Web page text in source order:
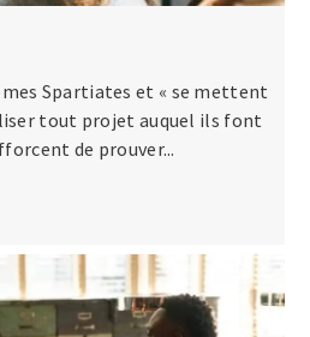
Spartiates et « se mettent
tout projet auquel ils font
de prouver...